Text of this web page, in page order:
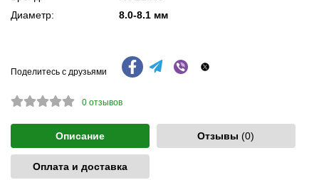
Диаметр:
8.0-8.1 мм
Поделитесь с друзьями
0 отзывов
Описание Отзывы(0)
Оплата и доставка